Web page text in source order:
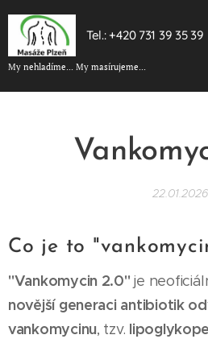
Tel.: +420 731 39 35 39
My nehladíme... My masírujeme...
22.01.2026
Co je to
"Vankomycin 2.0" je
novější generaci antibiotik
vankomycinu, tzv.